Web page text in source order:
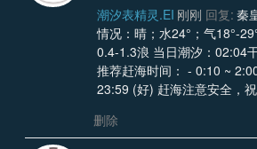
潮汐表精灵.EI 刚刚 回复: 秦
情况：晴；水24°；气18°-
0.4-1.3浪 当日潮汐：02:04
推荐赶海时间： - 0:10 ~
23:59 (好) 赶海注意安全，
删除